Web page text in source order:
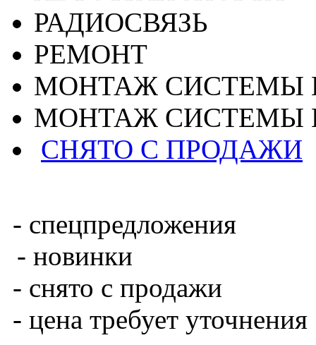
РАДИОСВЯЗЬ
РЕМОНТ
МОНТАЖ СИСТЕМЫ
МОНТАЖ СИСТЕМЫ
СНЯТО С ПРОДАЖИ
- спецпредложения
- новинки
- снято с продажи
- цена требует уточнения